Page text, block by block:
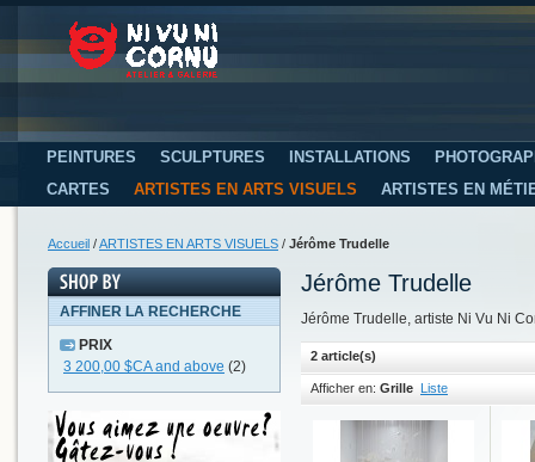
PEINTURES SCULPTURES INSTALLATIONS
CARTES
ARTISTES EN ARTS VISUELS ARTISTES EN
Accueil /ARTISTES EN ARTS VISUELS / Jérôme Trudelle
Jérôme Trudelle
Jérôme Trudelle, artiste Ni Vu Ni
2 article(s)
Afficher en: Grille Liste
AFFINER LA RECHERCHE
PRIX
3 200,00 $CAand above (2)